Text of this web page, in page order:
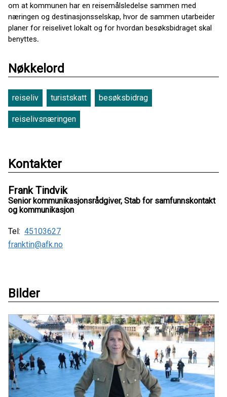
om at kommunen har en reisemålsledelse sammen med
næringen og destinasjonsselskap, hvor de sammen utarbeider
planer for reiselivet lokalt og for hvordan besøksbidraget skal
benyttes.
Nøkkelord
reiseliv turistskatt besøksbidrag
reiselivsnæringen
Kontakter
Frank Tindvik
Senior kommunikasjonsrådgiver, Stab for samfunnskontakt
og kommunikasjon
Tel: 45103627
franktin@afk.no
Bilder